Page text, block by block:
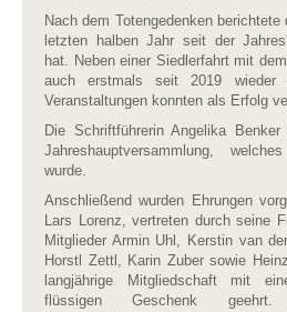
Nach dem Totengedenken
letzten halben Jahr seit der
hat. Neben einer Siedlerfahrt mit
auch erstmals seit 2019 wieder
Veranstaltungen konnten als Erfolg
Die Schriftführerin Angelika
Jahreshauptversammlung,
wurde.
Anschließend wurden Ehrungen
Lars Lorenz, vertreten durch seine
Mitglieder Armin Uhl, Kerstin van
Horstl Zettl, Karin Zuber sowie
langjährige Mitgliedschaft mit
flüssigen Geschenk geehrt.